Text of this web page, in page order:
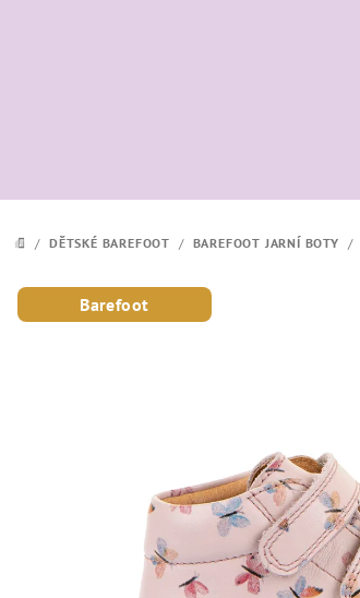
DOMŮ
/ DĚTSKÉ BAREFOOT / BAREFOOT JARNÍ BOTY /
Barefoot